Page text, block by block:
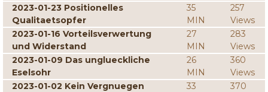
2023-01-23 Positionelles
Qualitaetsopfer
35
MIN
257
Views
2023-01-16 Vorteilsverwertung
und Widerstand
27
MIN
283
Views
2023-01-09 Das unglueckliche
Eselsohr
26
MIN
360
Views
2023-01-02 Kein Vergnuegen
33
370